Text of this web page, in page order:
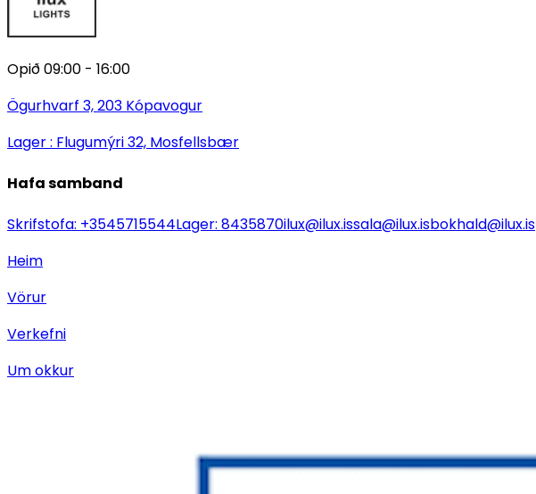
Opið 09:00 - 16:00
Ögurhvarf 3, 203 Kópavogur
Lager : Flugumýri 32, Mosfellsbær
Hafa samband
Skrifstofa: +3545715544Lager: 8435870ilux@ilux.issala@ilux.isbokhald@ilux.is
Heim
Vörur
Verkefni
Um okkur